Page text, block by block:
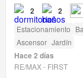
2 2
Estacionamiento
Ascensor Jardín
Hace 2 días
RE/MAX - FIRST